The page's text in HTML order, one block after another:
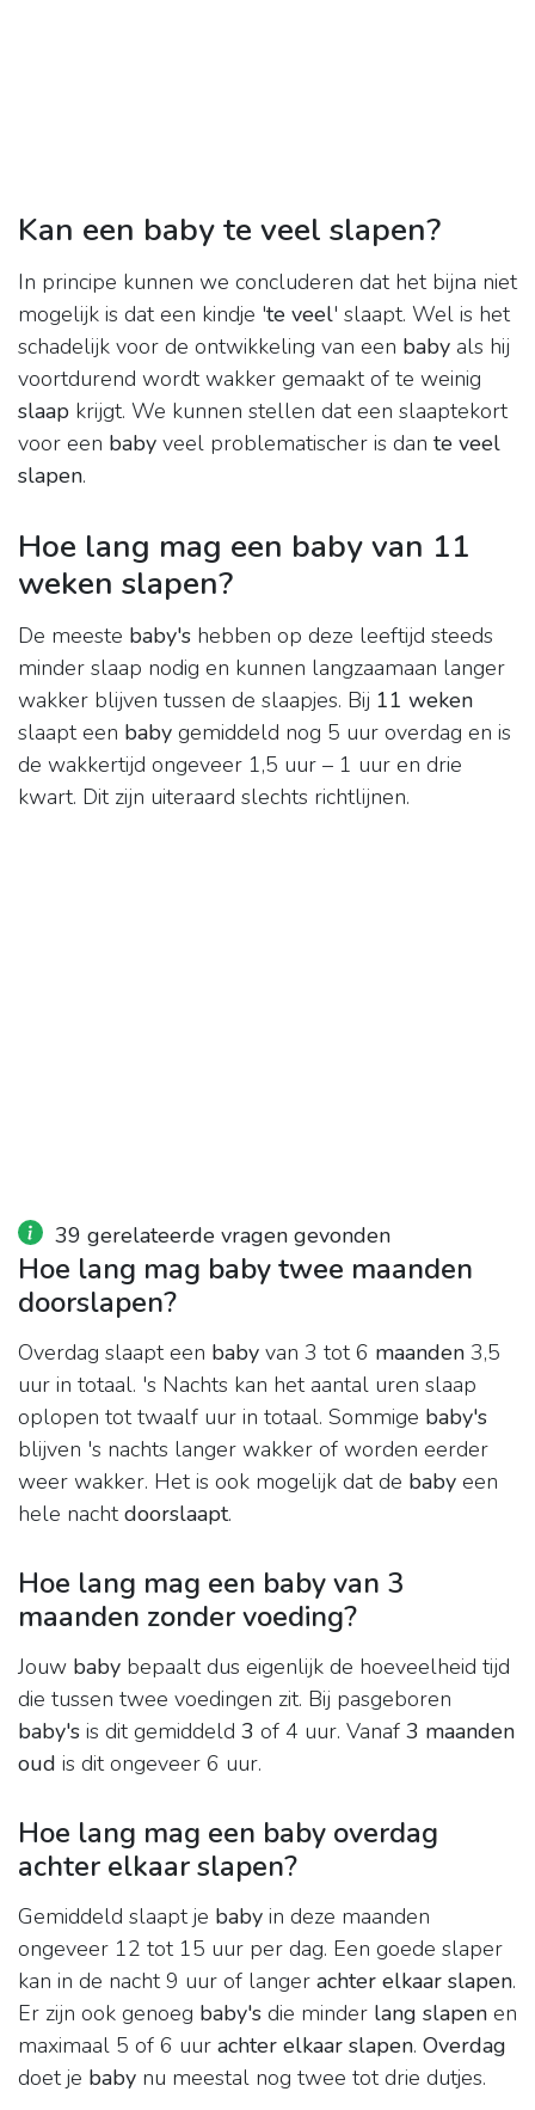
Kan een baby te veel slapen?
In principe kunnen we concluderen dat het bijna niet
mogelijk is dat een kindje 'te veel' slaapt. Wel is het
schadelijk voor de ontwikkeling van een baby als hij
voortdurend wordt wakker gemaakt of te weinig
slaap krijgt. We kunnen stellen dat een slaaptekort
voor een baby veel problematischer is dan te veel
slapen.
Hoe lang mag een baby van 11
weken slapen?
De meeste baby's hebben op deze leeftijd steeds
minder slaap nodig en kunnen langzaamaan langer
wakker blijven tussen de slaapjes. Bij 11 weken
slaapt een baby gemiddeld nog 5 uur overdag en is
de wakkertijd ongeveer 1,5 uur – 1 uur en drie
kwart. Dit zijn uiteraard slechts richtlijnen.
39 gerelateerde vragen gevonden
Hoe lang mag baby twee maanden
doorslapen?
Overdag slaapt een baby van 3 tot 6 maanden 3,5
uur in totaal. 's Nachts kan het aantal uren slaap
oplopen tot twaalf uur in totaal. Sommige baby's
blijven 's nachts langer wakker of worden eerder
weer wakker. Het is ook mogelijk dat de baby een
hele nachtdoorslaapt.
Hoe lang mag een baby van 3
maanden zonder voeding?
Jouw baby bepaalt dus eigenlijk de hoeveelheid tijd
die tussen twee voedingen zit. Bij pasgeboren
baby's is dit gemiddeld 3 of 4 uur. Vanaf 3 maanden
oud is dit ongeveer 6 uur.
Hoe lang mag een baby overdag
achter elkaar slapen?
Gemiddeld slaapt je baby in deze maanden
ongeveer 12 tot 15 uur per dag. Een goede slaper
kan in de nacht 9 uur of langer achter elkaar slapen.
Er zijn ook genoeg baby's die minder lang slapen en
maximaal 5 of 6 uur achter elkaar slapen. Overdag
doet je baby nu meestal nog twee tot drie dutjes.